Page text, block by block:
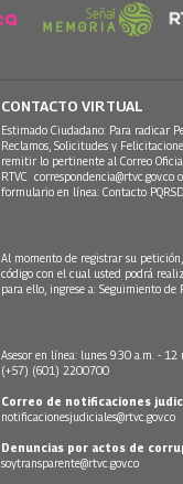
CONTACTO VIRTUAL
Estimado Ciudadano: Para radicar
Reclamos, Solicitudes y
remitir lo pertinente al Correo
RTVC correspondencia@rtvc.gov.co
formulario en línea: Contacto PQRSD.
Al momento de registrar su
código con el cual usted podrá
para ello, ingrese a: Seguimiento de
Asesor en línea: lunes 9:30 a.m. - 12
(+57) (601) 2200700
Correo de notificaciones
notificacionesjudiciales@rtvc.gov.co
Denuncias por actos de
soytransparente@rtvc.gov.co